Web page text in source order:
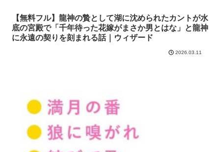
【無料フル】龍神の贄として湖に沈められたカントが水
底の宮殿で「千年待った花嫁がまさか男とはな」と龍神
に永遠の契りを刻まれる話｜ウィザード
2026.03.11